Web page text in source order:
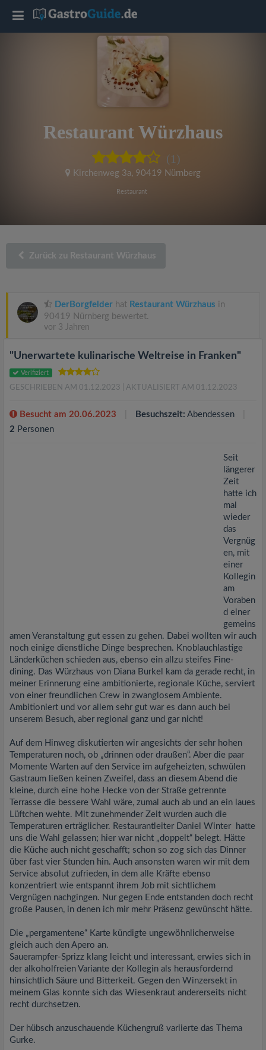
Restaurant Würzhaus
(1)
Kirchenweg 3a, 90419 Nürnberg
Restaurant
Zurück zu Restaurant Würzhaus
DerBorgfelder hat Restaurant Würzhaus in
90419 Nürnberg bewertet.
vor 3 Jahren
"Unerwartete kulinarische Weltreise in Franken"
Verifiziert
GESCHRIEBEN AM 01.12.2023 | AKTUALISIERT AM 01.12.2023
Besucht am 20.06.2023 Besuchszeit: Abendessen
2 Personen
Seit
längerer
Zeit
hatte ich
mal
wieder
das
Vergnüg
en, mit
einer
Kollegin
am
Voraben
d einer
gemeins
amen Veranstaltung gut essen zu gehen. Dabei wollten wir auch
noch einige dienstliche Dinge besprechen. Knoblauchlastige
Länderküchen schieden aus, ebenso ein allzu steifes Fine-
dining. Das Würzhaus von Diana Burkel kam da gerade recht, in
meiner Erinnerung eine ambitionierte, regionale Küche, serviert
von einer freundlichen Crew in zwanglosem Ambiente.
Ambitioniert und vor allem sehr gut war es dann auch bei
unserem Besuch, aber regional ganz und gar nicht!
Auf dem Hinweg diskutierten wir angesichts der sehr hohen
Temperaturen noch, ob „drinnen oder draußen“. Aber die paar
Momente Warten auf den Service im aufgeheizten, schwülen
Gastraum ließen keinen Zweifel, dass an diesem Abend die
kleine, durch eine hohe Hecke von der Straße getrennte
Terrasse die bessere Wahl wäre, zumal auch ab und an ein laues
Lüftchen wehte. Mit zunehmender Zeit wurden auch die
Temperaturen erträglicher. Restaurantleiter Daniel Winter hatte
uns die Wahl gelassen; hier war nicht „doppelt“ belegt. Hätte
die Küche auch nicht geschafft; schon so zog sich das Dinner
über fast vier Stunden hin. Auch ansonsten waren wir mit dem
Service absolut zufrieden, in dem alle Kräfte ebenso
konzentriert wie entspannt ihrem Job mit sichtlichem
Vergnügen nachgingen. Nur gegen Ende entstanden doch recht
große Pausen, in denen ich mir mehr Präsenz gewünscht hätte.
Die „pergamentene“ Karte kündigte ungewöhnlicherweise
gleich auch den Apero an.
Sauerampfer-Sprizz klang leicht und interessant, erwies sich in
der alkoholfreien Variante der Kollegin als herausfordernd
hinsichtlich Säure und Bitterkeit. Gegen den Winzersekt in
meinem Glas konnte sich das Wiesenkraut andererseits nicht
recht durchsetzen.
Der hübsch anzuschauende Küchengruß variierte das Thema
Gurke.
T
a
t